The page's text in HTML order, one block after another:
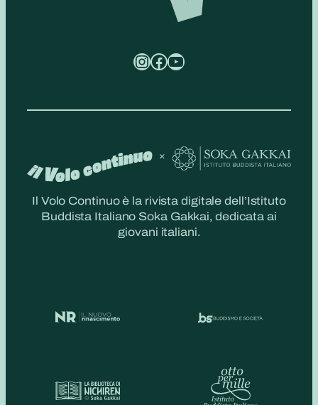
InstagramFacebook YouTube
Il Volo Continuo è la rivista digitale dell’Istituto
Buddista Italiano Soka Gakkai, dedicata ai
giovani italiani.